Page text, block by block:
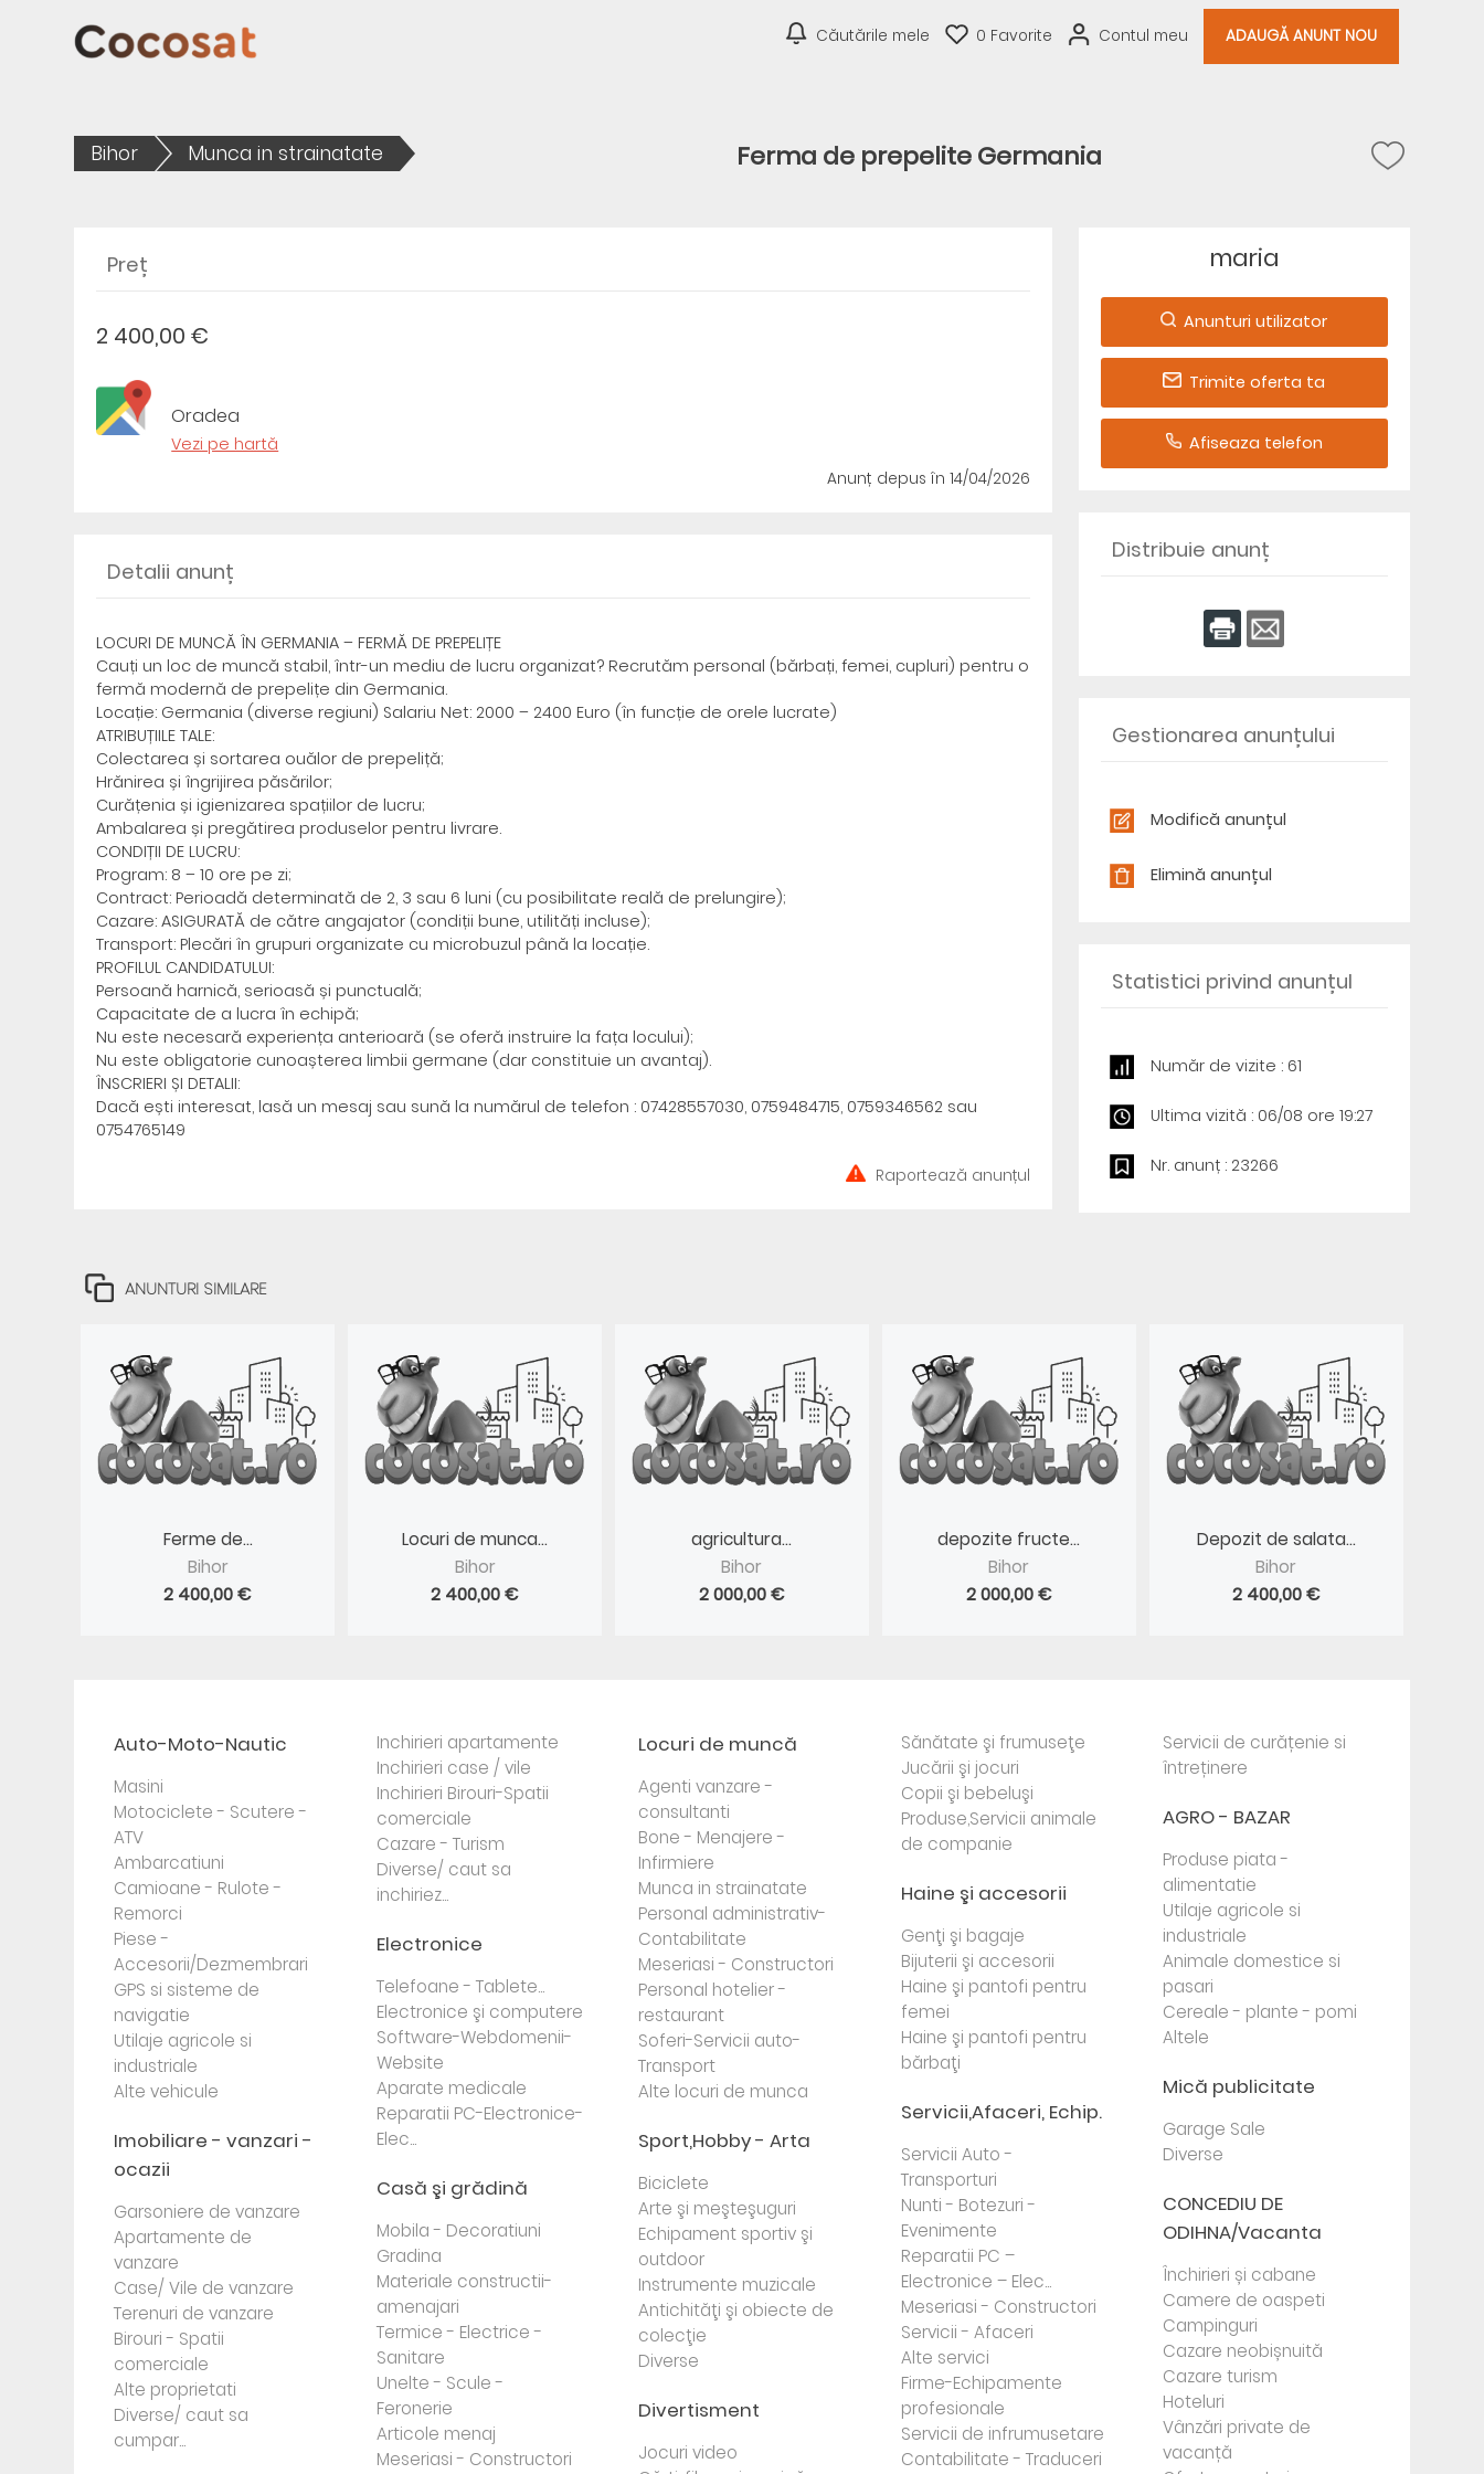
Căutările mele 0 Favorite Contul meu ADAUGĂ ANUNT NOU
Bihor Munca in strainatate Ferma de prepelite Germania
Preț
2 400,00 €
Oradea
Vezi pe hartă
Anunț depus în 14/04/2026
Detalii anunț
LOCURI DE MUNCĂ ÎN GERMANIA – FERMĂ DE PREPELIȚE
Cauți un loc de muncă stabil, într-un mediu de lucru organizat? Recrutăm personal (bărbați, femei, cupluri) pentru o
fermă modernă de prepelițe din Germania.
Locație: Germania (diverse regiuni) Salariu Net: 2000 – 2400 Euro (în funcție de orele lucrate)
ATRIBUȚIILE TALE:
Colectarea și sortarea ouălor de prepeliță;
Hrănirea și îngrijirea păsărilor;
Curățenia și igienizarea spațiilor de lucru;
Ambalarea și pregătirea produselor pentru livrare.
CONDIȚII DE LUCRU:
Program: 8 – 10 ore pe zi;
Contract: Perioadă determinată de 2, 3 sau 6 luni (cu posibilitate reală de prelungire);
Cazare: ASIGURATĂ de către angajator (condiții bune, utilități incluse);
Transport: Plecări în grupuri organizate cu microbuzul până la locație.
PROFILUL CANDIDATULUI:
Persoană harnică, serioasă și punctuală;
Capacitate de a lucra în echipă;
Nu este necesară experiența anterioară (se oferă instruire la fața locului);
Nu este obligatorie cunoașterea limbii germane (dar constituie un avantaj).
ÎNSCRIERI ȘI DETALII:
Dacă ești interesat, lasă un mesaj sau sună la numărul de telefon : 07428557030, 0759484715, 0759346562 sau
0754765149
Raportează anunțul
maria
Anunturi utilizator
Trimite oferta ta
Afiseaza telefon
Distribuie anunț
Gestionarea anunțului
Modifică anunțul
Elimină anunțul
Statistici privind anunțul
Număr de vizite : 61
Ultima vizită : 06/08 ore 19:27
Nr. anunț : 23266
ANUNTURI SIMILARE
Ferme de...
Bihor
2 400,00 €
Locuri de munca...
Bihor
2 400,00 €
agricultura...
Bihor
2 000,00 €
depozite fructe...
Bihor
2 000,00 €
Depozit de salata...
Bihor
2 400,00 €
Auto-Moto-Nautic
Masini
Motociclete - Scutere -
ATV
Ambarcatiuni
Camioane - Rulote -
Remorci
Piese -
Accesorii/Dezmembrari
GPS si sisteme de
navigatie
Utilaje agricole si
industriale
Alte vehicule
Imobiliare - vanzari -
ocazii
Garsoniere de vanzare
Apartamente de
vanzare
Case/ Vile de vanzare
Terenuri de vanzare
Birouri - Spatii
comerciale
Alte proprietati
Diverse/ caut sa
cumpar...
Inchirieri apartamente
Inchirieri case / vile
Inchirieri Birouri-Spatii
comerciale
Cazare - Turism
Diverse/ caut sa
inchiriez...
Electronice
Telefoane - Tablete...
Electronice şi computere
Software-Webdomenii-
Website
Aparate medicale
Reparatii PC-Electronice-
Elec...
Casă şi grădină
Mobila - Decoratiuni
Gradina
Materiale constructii-
amenajari
Termice - Electrice -
Sanitare
Unelte - Scule -
Feronerie
Articole menaj
Meseriasi - Constructori
Locuri de muncă
Agenti vanzare -
consultanti
Bone - Menajere -
Infirmiere
Munca in strainatate
Personal administrativ-
Contabilitate
Meseriasi - Constructori
Personal hotelier -
restaurant
Soferi-Servicii auto-
Transport
Alte locuri de munca
Sport,Hobby - Arta
Biciclete
Arte şi meşteşuguri
Echipament sportiv şi
outdoor
Instrumente muzicale
Antichităţi şi obiecte de
colecţie
Diverse
Divertisment
Jocuri video
Sănătate şi frumuseţe
Jucării şi jocuri
Copii şi bebeluşi
Produse,Servicii animale
de companie
Haine şi accesorii
Genţi şi bagaje
Bijuterii şi accesorii
Haine şi pantofi pentru
femei
Haine şi pantofi pentru
bărbaţi
Servicii,Afaceri, Echip.
Servicii Auto -
Transporturi
Nunti - Botezuri -
Evenimente
Reparatii PC –
Electronice – Elec...
Meseriasi - Constructori
Servicii - Afaceri
Alte servici
Firme-Echipamente
profesionale
Servicii de infrumusetare
Contabilitate - Traduceri
Servicii de curățenie si
întreținere
AGRO - BAZAR
Produse piata -
alimentatie
Utilaje agricole si
industriale
Animale domestice si
pasari
Cereale - plante - pomi
Altele
Mică publicitate
Garage Sale
Diverse
CONCEDIU DE
ODIHNA/Vacanta
Închirieri și cabane
Camere de oaspeti
Campinguri
Cazare neobișnuită
Cazare turism
Hoteluri
Vânzări private de
vacanță